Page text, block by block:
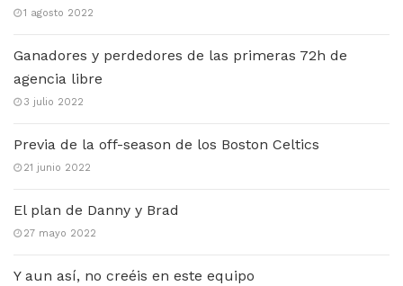
1 agosto 2022
Ganadores y perdedores de las primeras 72h de
agencia libre
3 julio 2022
Previa de la off-season de los Boston Celtics
21 junio 2022
El plan de Danny y Brad
27 mayo 2022
Y aun así, no creéis en este equipo